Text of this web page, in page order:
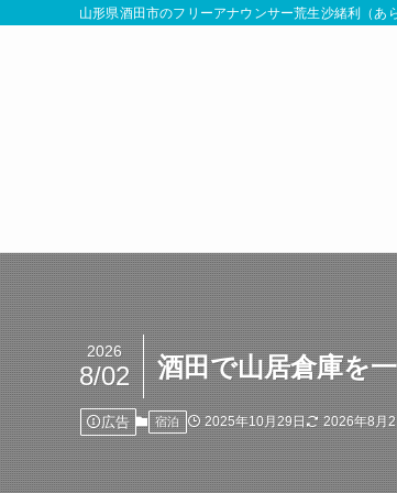
山形県酒田市のフリーアナウンサー荒生沙緒利（あ
酒田で山居倉庫を
2026
8/02
広告 宿泊 2025年10月29日 2026年8月